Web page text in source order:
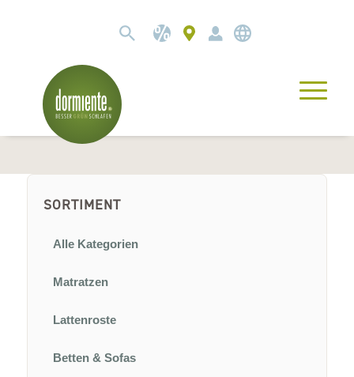
SORTIMENT
Alle Kategorien
Matratzen
Lattenroste
Betten & Sofas